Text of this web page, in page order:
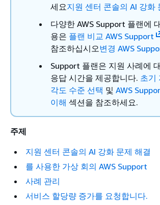
세요지원 센터 콘솔의 AI 강화
다양한 AWS Support 플랜에
용은 플랜 비교 AWS Support
참조하십시오변경 AWS
Support 플랜은 지원 사례에
응답 시간을 제공합니다. 초기
각도 수준 선택 및 AWS
이해 섹션을 참조하세요.
주제
지원 센터 콘솔의 AI 강화 문제 해결
를 사용한 가상 회의 AWS Support
사례 관리
서비스 할당량 증가를 요청합니다.